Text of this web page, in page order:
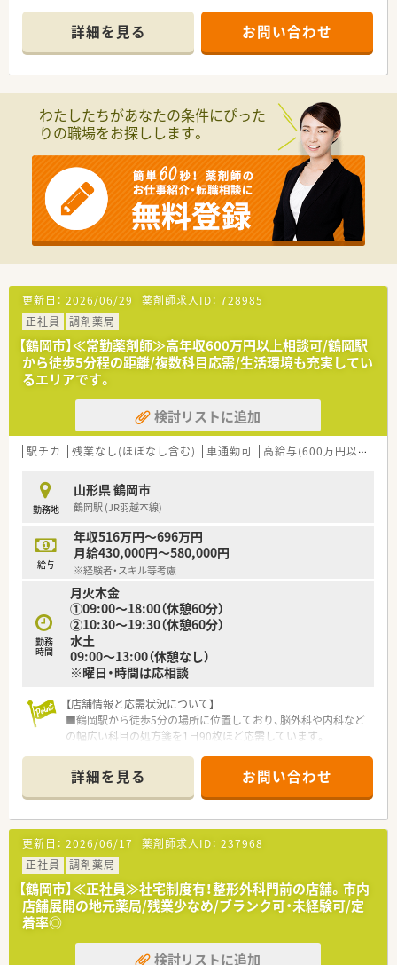
しており、1日あたりの平均対応枚数は約90枚となっておりま
す。
■薬剤師は常勤で4名が在籍し事務員も3名配置されているた
め、人員体制が厚くゆとりを持って日々の業務に取り組める環境
【想定される業務内容】
■一般的な保険調剤業務全般として、整形外科を中心とした処方
箋の監査や正確な調剤作業のほか、丁寧な服薬指導をお任せしま
す。
■地域に根ざしたかかりつけ薬剤師として患者様一人ひとりと
深く向き合い、お薬や健康に関する良き相談相手となることを期
待します。
■今後さらに重要性が増してくる在宅医療業務にも注力してお
り、個人宅や高齢者施設への訪問調剤にも積極的に携わっていた
だきます。
【こんな方が活躍中】
■地域に根ざした医療を提供したいという強い想いを持った薬
剤師が多数在籍しており、それぞれの専門分野を極めて活躍して
います。
■産前産後休暇の取得率は100％を誇り、育児休暇からの復職率
も98％を超えているため多くの女性職員が安心して就業してい
ます。
■現場主義を大切にする職員が多く集まっており、周囲のスタッ
フと一丸となって助け合いながらお互いを高め合える職場環境
です。
詳細を見る お問い合わせ
わたしたちがあなたの条件にぴった
りの職場をお探しします。
更新日： 2026/06/29 薬剤師求人ID： 728985
正社員
調剤薬局
【鶴岡市】≪常勤薬剤師≫高年収600万円以上相談可/鶴岡駅
から徒歩5分程の距離/複数科目応需/生活環境も充実してい
るエリアです。
検討リストに追加
駅チカ 残業なし(ほぼなし含む) 車通勤可 高給与(600万円以上)
勤務地
山形県 鶴岡市
鶴岡駅 (JR羽越本線)
給与
年収516万円～696万円
月給430,000円～580,000円
※経験者・スキル等考慮
勤務
時間
月火木金
①09:00～18:00（休憩60分）
②10:30～19:30（休憩60分）
水土
09:00～13:00（休憩なし）
※曜日・時間は応相談
【店舗情報と応需状況について】
■鶴岡駅から徒歩5分の場所に位置しており、脳外科や内科など
の幅広い科目の処方箋を1日90枚ほど応需しています。
まで幅広い層の患者様が来局される活気ある店舗です。
■最新のネット予約システムを導入することで、待ち時間の短縮
と効率的な調剤業務の両立を実現している薬局です。
【法人特徴について】
■単なる調剤業務の枠を超えて、地域住民の健康を総合的にサポ
ートするトータルヘルスケアの提供を目指しています。
■病気になってからの対応だけでなく、予防や維持増進といった
手前のステージからの貢献を大切にしている法人です。
■患者様の利便性向上を目指してIT活用を積極的に進めており、
【想定される業務内容】
詳細を見る お問い合わせ
更新日： 2026/06/17 薬剤師求人ID： 237968
正社員
調剤薬局
【鶴岡市】≪正社員≫社宅制度有！整形外科門前の店舗。市内
店舗展開の地元薬局/残業少なめ/ブランク可・未経験可/定
着率◎
検討リストに追加